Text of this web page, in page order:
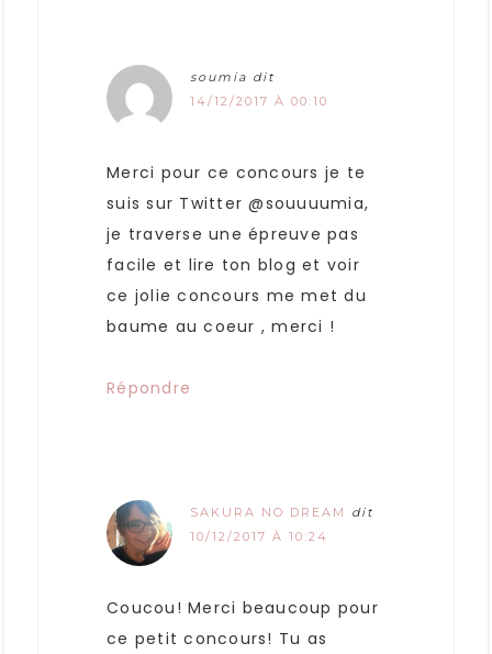
soumia dit
14/12/2017 À 00:10
Merci pour ce concours je te
suis sur Twitter @souuuumia,
je traverse une épreuve pas
facile et lire ton blog et voir
ce jolie concours me met du
baume au coeur , merci !
Répondre
SAKURA NO DREAM
dit
10/12/2017 À 10:24
Coucou! Merci beaucoup pour
ce petit concours! Tu as